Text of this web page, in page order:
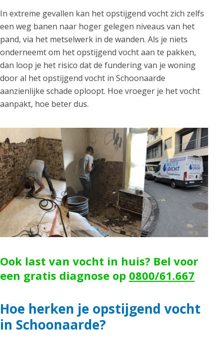
In extreme gevallen kan het opstijgend vocht zich zelfs
een weg banen naar hoger gelegen niveaus van het
pand, via het metselwerk in de wanden. Als je niets
onderneemt om het opstijgend vocht aan te pakken,
dan loop je het risico dat de fundering van je woning
door al het opstijgend vocht in Schoonaarde
aanzienlijke schade oploopt. Hoe vroeger je het vocht
aanpakt, hoe beter dus.
Ook last van vocht in huis? Bel voor
een gratis diagnose op 0800/61.667
Hoe herken je opstijgend vocht
in Schoonaarde?